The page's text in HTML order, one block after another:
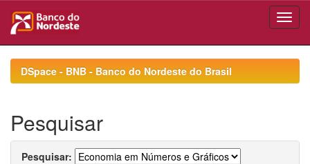
navigationDSpace - BNB - Banco do Nordeste do Brasil
Pesquisar
Pesquisar: